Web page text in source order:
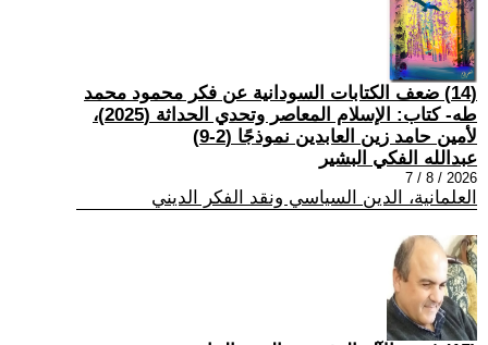
(14) ضعف الكتابات السودانية عن فكر محمود محمد
طه- كتاب: الإسلام المعاصر وتحدي الحداثة (2025)،
لأمين حامد زين العابدين نموذجًا (2-9)
عبدالله الفكي البشير
2026 / 8 / 7
العلمانية، الدين السياسي ونقد الفكر الديني